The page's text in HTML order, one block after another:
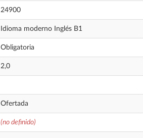
24900
Idioma moderno Inglés B1
Obligatoria
2,0
Ofertada
(no definido)